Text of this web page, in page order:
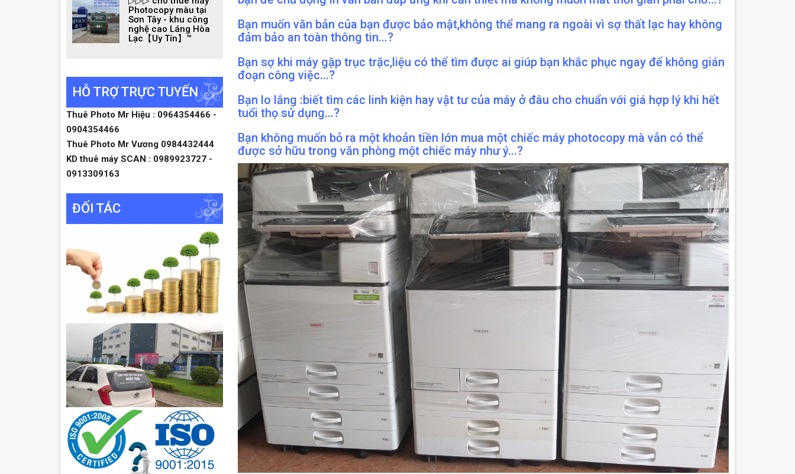
Bạn muốn văn bản của bạn được bảo mật,không thể mang ra ngoài vì sợ thất lạc hay không
đảm bảo an toàn thông tin...?
Bạn sợ khi máy gặp trục trặc,liệu có thể tìm được ai giúp bạn khắc phục ngay để không gián
đoạn công việc...?
Bạn lo lắng :biết tìm các linh kiện hay vật tư của máy ở đâu cho chuẩn với giá hợp lý khi hết
tuổi thọ sử dụng...?
Bạn không muốn bỏ ra một khoản tiền lớn mua một chiếc máy photocopy mà vẫn có thể
được sở hữu trong văn phòng một chiếc máy như ý...?
Photocopy màu tại
Sơn Tây - khu công
nghệ cao Láng Hòa
Lạc【Uy Tín】™
HỖ TRỢ TRỰC TUYẾN
Thuê Photo Mr Hiệu : 0964354466 -
0904354466
Thuê Photo Mr Vương 0984432444
KD thuê máy SCAN : 0989923727 -
0913309163
ĐỐI TÁC